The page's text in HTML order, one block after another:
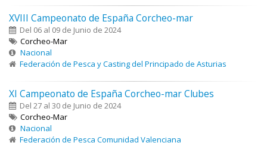
XVIII Campeonato de España Corcheo-mar
Del 06 al 09 de Junio de 2024
Corcheo-Mar
Nacional
Federación de Pesca y Casting del Principado de Asturias
XI Campeonato de España Corcheo-mar Clubes
Del 27 al 30 de Junio de 2024
Corcheo-Mar
Nacional
Federación de Pesca Comunidad Valenciana